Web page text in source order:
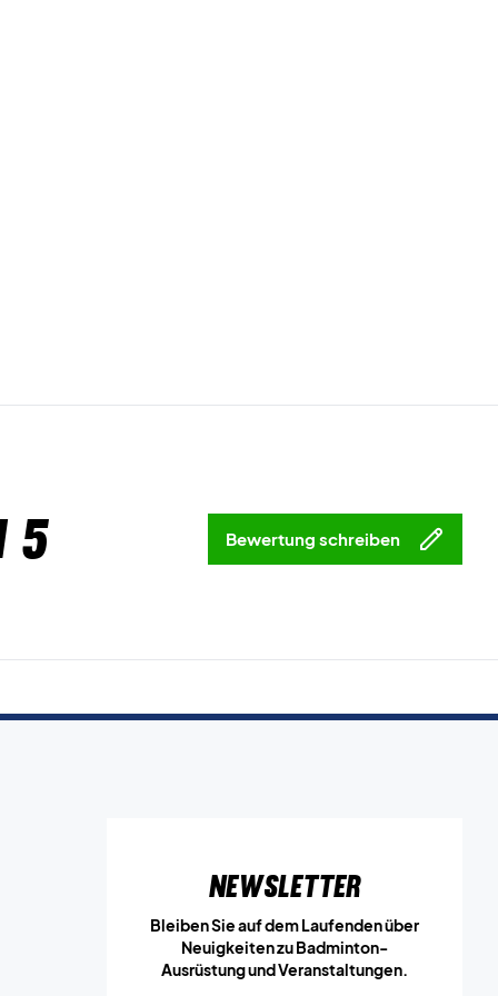
5 Bewertung schreiben
Newsletter
Bleiben Sie auf dem Laufenden über
Neuigkeiten zu Badminton-
Ausrüstung und Veranstaltungen.